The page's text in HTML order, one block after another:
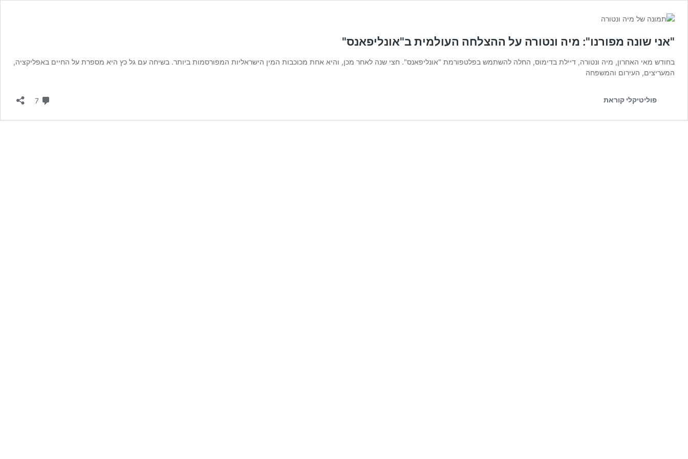
"אני שונה מפורנו": מיה ונטורה על ההצלחה העולמית ב"אונליפאנס"
בחודש מאי האחרון, מיה ונטורה, דיילת בדימוס, החלה להשתמש בפלטפורמת "אונליפאנס". חצי שנה לאחר מכן, והיא אחת מכוכבות המין הישראליות המפורסמות ביותר. בשיחה עם גל כץ היא מספרת על החיים באפליקציה,
המעריצים, העירום והמשפחה
פוליטיקלי קוראת תגובות